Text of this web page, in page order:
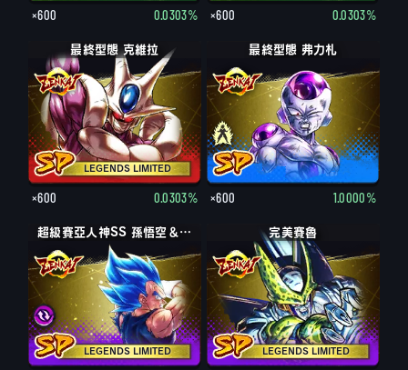
×600 0.0303% ×600 0.0303%
LEGENDS LIMITED
最終型態 克維拉
×600 0.0303%
最終型態 弗力札
×600 1.0000%
LEGENDS LIMITED
超級賽亞人神SS 孫悟空＆貝吉達
LEGENDS LIMITED
完美賽魯